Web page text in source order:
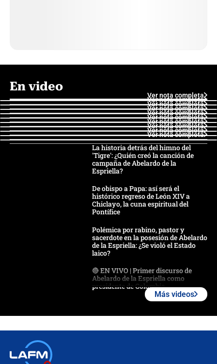
En video
Ver nota completa
Ver nota completa
Ver nota completa
Ver nota completa
Ver nota completa
Ver nota completa
Ver nota completa
Ver nota completa
Ver nota completa
Ver nota completa
La historia detrás del himno del
'Tigre': ¿Quién creó la canción de
campaña de Abelardo de la
Espriella?
De obispo a Papa: así será el
histórico regreso de León XIV a
Chiclayo, la cuna espiritual del
Pontífice
Polémica por rabino, pastor y
sacerdote en la posesión de Abelardo
de la Espriella: ¿Se violó el Estado
laico?
🔴 EN VIVO | Primer discurso de
Abelardo de la Espriella como
presidente de Colombia
Más videos